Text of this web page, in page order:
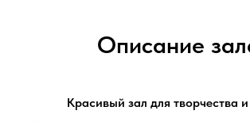
Описание
Красивый зал для творчества